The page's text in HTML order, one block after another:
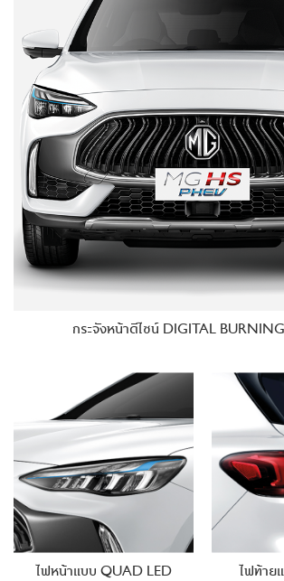
กระจังหน้าดีไซน์ DIGITAL
ไฟหน้าแบบ QUAD LED ไฟท้าย